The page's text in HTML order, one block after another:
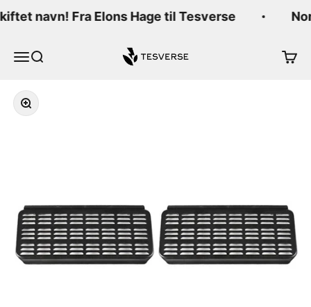
navn! Fra Elons Hage til Tesverse
Meny
Søk Tesverse
Forstørr